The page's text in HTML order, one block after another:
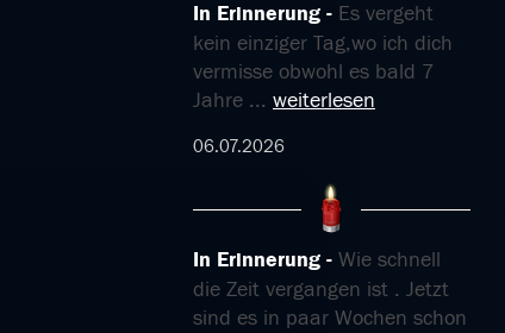
In Erinnerung
Es vergeht
kein einziger Tag,wo ich dich
vermisse obwohl es bald 7
Jahre ... weiterlesen
06.07.2026
In Erinnerung
Wie schnell
die Zeit vergangen ist . Jetzt
sind es in paar Wochen schon